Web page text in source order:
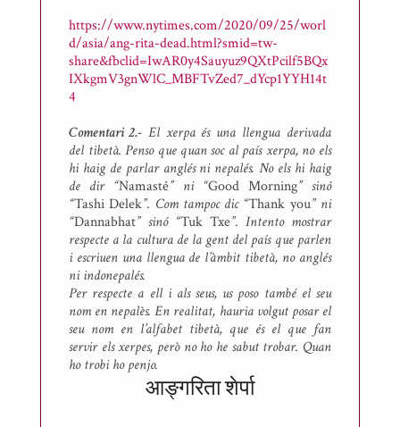
https://www.nytimes.com/2020/09/25/worl
d/asia/ang-rita-dead.html?smid=tw-
share&fbclid=IwAR0y4Sauyuz9QXtPcilf5BQx
IXkgmV3gnWlC_MBFTvZed7_dYcp1YYH14t
4
Comentari 2.-El xerpa és una llengua derivada
del tibetà. Penso que quan soc al país xerpa, no els
hi haig de parlar anglés ni nepalés. No els hi haig
de dir “Namasté” ni “Good Morning” sinó
“Tashi Delek”. Com tampoc dic “Thank you” ni
“Dannabhat” sinó “Tuk Txe”. Intento mostrar
respecte a la cultura de la gent del país que parlen
i escriuen una llengua de l’àmbit tibetà, no anglés
ni indonepalés.
Per respecte a ell i als seus, us poso també el seu
nom en nepalès. En realitat, hauria volgut posar el
seu nom en l’alfabet tibetà, que és el que fan
servir els xerpes, però no ho he sabut trobar. Quan
ho trobi ho penjo.
आङ्गरिता शेर्पा